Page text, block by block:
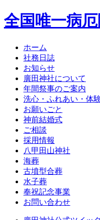
全国唯一病
ホーム
社務日誌
お知らせ
廣田神社について
年間祭事のご案内
洗心・ふれあい・体
お願いごと
神前結婚式
ご相談
採用情報
八甲田山神社
海葬
古墳型合葬
水子葬
奉祝記念事業
お問い合わせ